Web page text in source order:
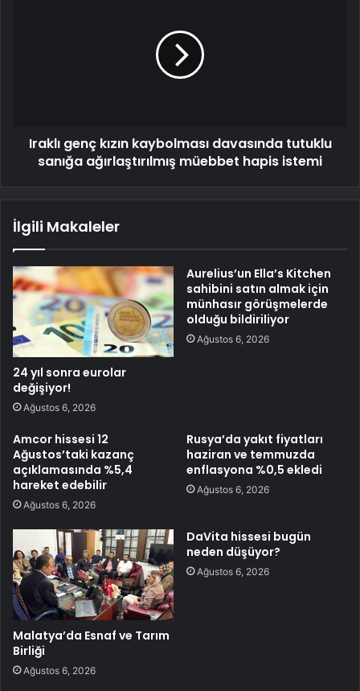
Iraklı genç kızın kaybolması davasında tutuklu
sanığa ağırlaştırılmış müebbet hapis istemi
İlgili Makaleler
24 yıl sonra eurolar
değişiyor!
Ağustos 6, 2026
Aurelius’un Ella’s Kitchen
sahibini satın almak için
münhasır görüşmelerde
olduğu bildiriliyor
Ağustos 6, 2026
Amcor hissesi 12
Ağustos’taki kazanç
açıklamasında %5,4
hareket edebilir
Ağustos 6, 2026
Rusya’da yakıt fiyatları
haziran ve temmuzda
enflasyona %0,5 ekledi
Ağustos 6, 2026
Malatya’da Esnaf ve Tarım
Birliği
Ağustos 6, 2026
DaVita hissesi bugün
neden düşüyor?
Ağustos 6, 2026